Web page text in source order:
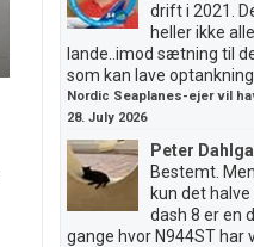
drift i 2021.
heller ikke
lande..imod sætning til
som kan lave optankning...
Nordic Seaplanes-ejer vil
28. July 2026
Peter
Bestemt.
kun det
dash 8 er en
gange hvor N944ST har